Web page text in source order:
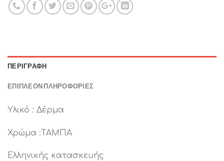
ΠΕΡΙΓΡΑΦΉ
ΕΠΙΠΛΈΟΝ ΠΛΗΡΟΦΟΡΊΕΣ
Υλικό : Δέρμα
Χρώμα :ΤΑΜΠΑ
Ελληνικής κατασκευής